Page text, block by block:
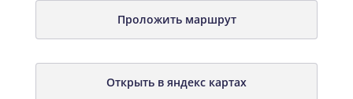
Проложить маршрут
Открыть в яндекс картах